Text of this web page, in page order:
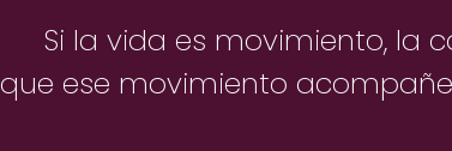
Si la vida es movimiento, la
que ese movimiento acompañe